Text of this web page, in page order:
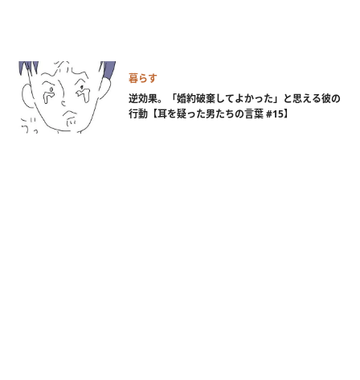
暮らす
逆効果。「婚約破棄してよかった」と思える彼の
行動【耳を疑った男たちの言葉 #15】